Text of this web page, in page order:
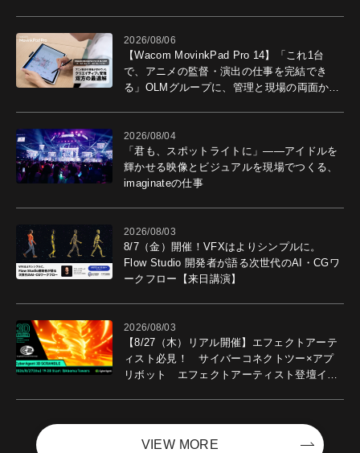
2026/08/06
【Wacom MovinkPad Pro 14】「これ1台
で、アニメの監督・演出の仕事を完結でき
る」OLMグループに、管理と現場の両面から
2026/08/04
「君も、スポットライトに」――アイドルを
輝かせる映像とビジュアルを現場でつくる、
imaginateの仕事
2026/08/03
8/7（金）開催！VFXはよりシンプルに。
Flow Studio 開発者が語る次世代のAI・CGワ
ークフロー【来日講演】
2026/08/03
【8/27（木）リアル開催】エフェクトアーテ
ィスト必見！ サイバーコネクトツー×アプ
リボット エフェクトアーティスト登壇イベ
VIEW MORE